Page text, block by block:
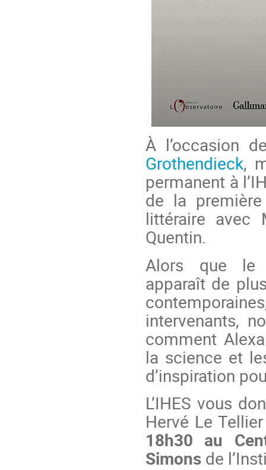
À l’occasion
Grothendieck,
permanent à
de la
littéraire avec
Quentin.
Alors que le
apparaît de
intervenants,
comment
la science et
d’inspiration
L’IHES vous
Hervé Le
18h30 au
Simons de